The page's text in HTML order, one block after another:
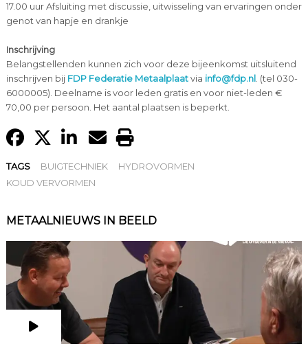
17.00 uur Afsluiting met discussie, uitwisseling van ervaringen onder
genot van hapje en drankje
Inschrijving
Belangstellenden kunnen zich voor deze bijeenkomst uitsluitend
inschrijven bijFDP Federatie Metaalplaatvia info@fdp.nl. (tel 030-
6000005). Deelname is voor leden gratis en voor niet-leden €
70,00 per persoon. Het aantal plaatsen is beperkt.
TAGS BUIGTECHNIEK
HYDROVORMEN
KOUD VERVORMEN
METAALNIEUWS IN BEELD